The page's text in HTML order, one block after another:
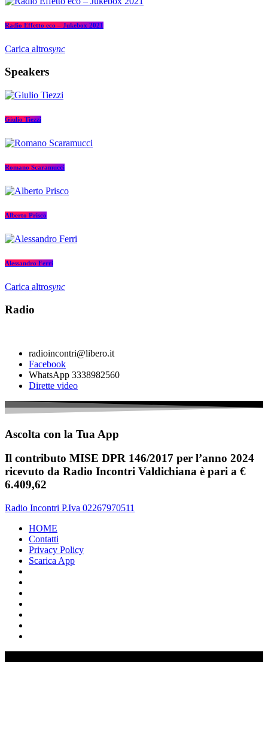
Radio Effetto eco – Jukebox 2021
Carica altrosync
Speakers
Giulio Tiezzi
Romano Scaramucci
Alberto Prisco
Alessandro Ferri
Carica altrosync
Radio
radioincontri@libero.it
Facebook
WhatsApp 3338982560
Dirette video
Ascolta con la Tua App
Il contributo MISE DPR 146/2017 per l’anno 2024
ricevuto da Radio Incontri Valdichiana è pari a €
6.409,62
Radio Incontri P.Iva 02267970511
HOME
Contatti
Privacy Policy
Scarica App